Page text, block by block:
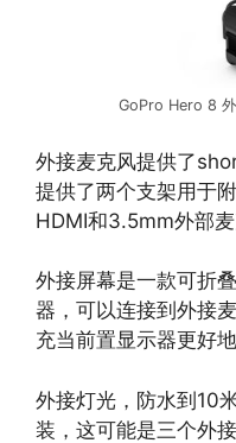
GoPro Hero 8
外接麦克风提供了
提供了两个支架用于
HDMI和3.5mm外部麦
外接屏幕是一款可折
器，可以连接到外接
充当前置显示器更好
外接灯光，防水到10
装，这可能是三个外